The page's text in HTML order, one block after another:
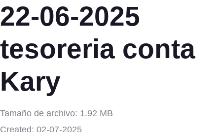
22-06-2025
tesoreria conta
Kary
Tamaño de archivo: 1.92 MB
Created: 02-07-2025